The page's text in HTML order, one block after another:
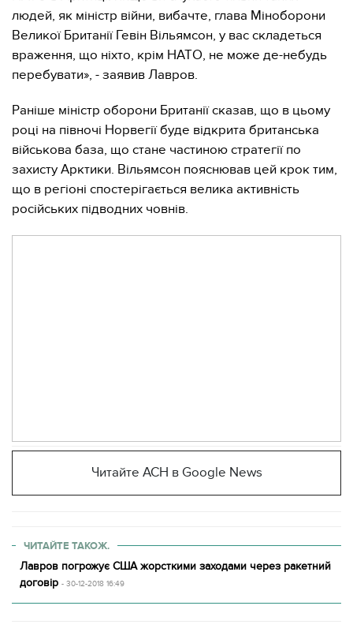
людей, як міністр війни, вибачте, глава Міноборони
Великої Британії Гевін Вільямсон, у вас складеться
враження, що ніхто, крім НАТО, не може де-небудь
перебувати», - заявив Лавров.
Раніше міністр оборони Британії сказав, що в цьому
році на півночі Норвегії буде відкрита британська
військова база, що стане частиною стратегії по
захисту Арктики. Вільямсон пояснював цей крок тим,
що в регіоні спостерігається велика активність
російських підводних човнів.
Читайте АСН в Google News
ЧИТАЙТЕ ТАКОЖ.
Лавров погрожує США жорсткими заходами через ракетний
договір - 30-12-2018 16:49